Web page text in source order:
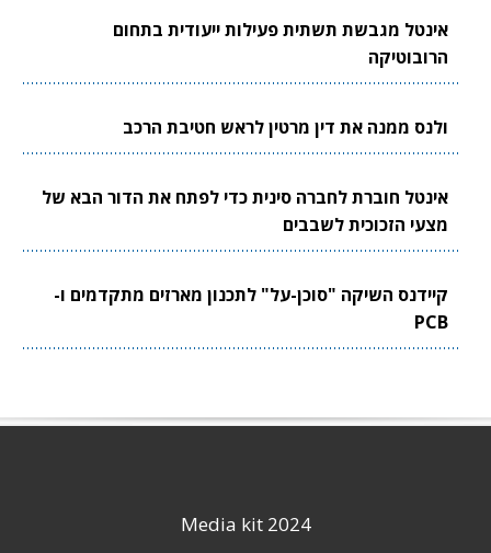
אינטל מגבשת תשתית פעילות ייעודית בתחום
הרובוטיקה
ולנס ממנה את דין מרטין לראש חטיבת הרכב
אינטל חוברת לחברה סינית כדי לפתח את הדור הבא של
מצעי הזכוכית לשבבים
קיידנס השיקה "סוכן-על" לתכנון מארזים מתקדמים ו-
PCB
Media kit 2024